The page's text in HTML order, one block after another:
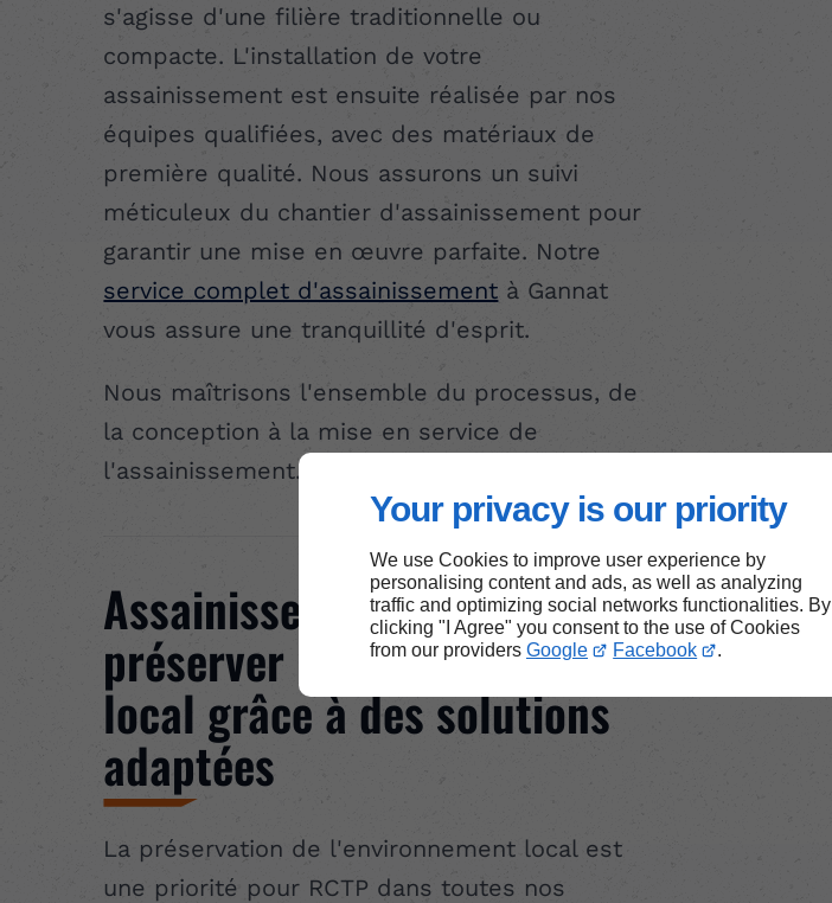
Your privacy is our priority
We use Cookies to improve user experience by
personalising content and ads, as well as analyzing
traffic and optimizing social networks functionalities. By
clicking "I Agree" you consent to the use of Cookies
from our providers Google Facebook .
s'agisse d'une filière traditionnelle ou
compacte. L'installation de votre
assainissement est ensuite réalisée par nos
équipes qualifiées, avec des matériaux de
première qualité. Nous assurons un suivi
méticuleux du chantier d'assainissement pour
garantir une mise en œuvre parfaite. Notre
service complet d'assainissement à Gannat
vous assure une tranquillité d'esprit.
Nous maîtrisons l'ensemble du processus, de
la conception à la mise en service de
l'assainissement.
Assainissement à Gannat :
préserver l’environnement
local grâce à des solutions
adaptées
La préservation de l'environnement local est
une priorité pour RCTP dans toutes nos